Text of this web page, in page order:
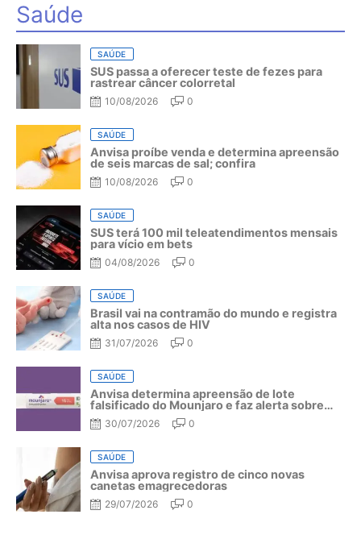
Saúde
SAÚDE
SUS passa a oferecer teste de fezes para
rastrear câncer colorretal
10/08/2026 0
SAÚDE
Anvisa proíbe venda e determina apreensão
de seis marcas de sal; confira
10/08/2026 0
SAÚDE
SUS terá 100 mil teleatendimentos mensais
para vício em bets
04/08/2026 0
SAÚDE
Brasil vai na contramão do mundo e registra
alta nos casos de HIV
31/07/2026 0
SAÚDE
Anvisa determina apreensão de lote
falsificado do Mounjaro e faz alerta sobre
riscos do medicamento
30/07/2026 0
SAÚDE
Anvisa aprova registro de cinco novas
canetas emagrecedoras
29/07/2026 0